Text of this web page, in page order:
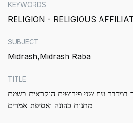
KEYWORDS
RELIGION - RELIGIOUS
SUBJECT
Midrash Midrash Raba
TITLE
עם שני פירושים הנקראים בשמם
מתנות כהונה ואסיפת אמרים